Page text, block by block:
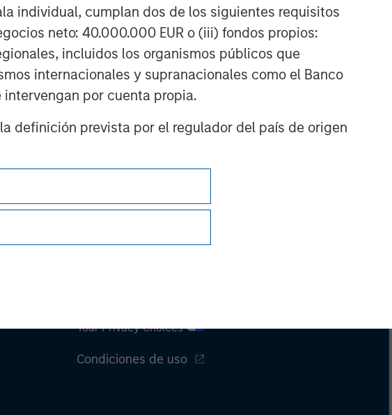
individual, cumplan dos de los siguientes requisitos
neto: 40.000.000 EUR o (iii) fondos propios:
incluidos los organismos públicos que
internacionales y supranacionales como el Banco
intervengan por cuenta propia.
definición prevista por el regulador del país de origen
Your Privacy Choices
Condiciones de uso